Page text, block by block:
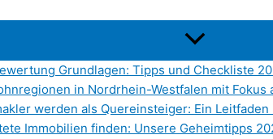
Grundlagen: Tipps und Checkliste
in Nordrhein-Westfalen mit
werden als Quereinsteiger: Ein Leitfaden
Immobilien finden: Unsere Geheimtipps